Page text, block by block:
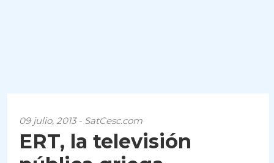
09 julio, 2013 - SatCesc.com
ERT, la televisión